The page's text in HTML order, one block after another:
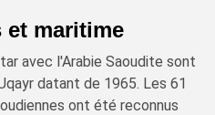
et maritime
avec l'Arabie Saoudite sont
datant de 1965. Les 61
ont été reconnus